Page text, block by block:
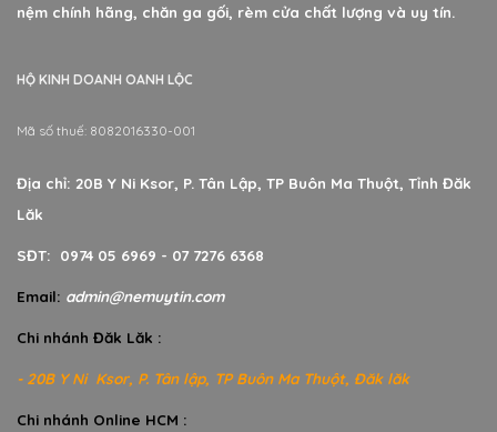
nệm chính hãng, chăn ga gối, rèm cửa chất lượng và uy tín.
HỘ KINH DOANH OANH LỘC
Mã số thuế: 8082016330-001
Địa chỉ: 20B Y Ni Ksor, P. Tân Lập, TP Buôn Ma Thuột, Tỉnh Đăk
Lăk
SĐT: 0974 05 6969 - 07 7276 6368
Email: admin@nemuytin.com
Chi nhánh Đăk Lăk :
- 20B Y Ni Ksor, P. Tân lập, TP Buôn Ma Thuột, Đăk lăk
Chi nhánh Online HCM :